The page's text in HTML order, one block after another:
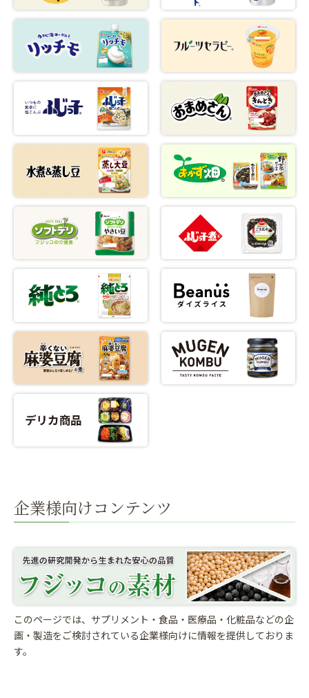
企業様向けコンテンツ
このページでは、サプリメント・食品・医療品・化粧品などの企
画・製造をご検討されている企業様向けに情報を提供しておりま
す。